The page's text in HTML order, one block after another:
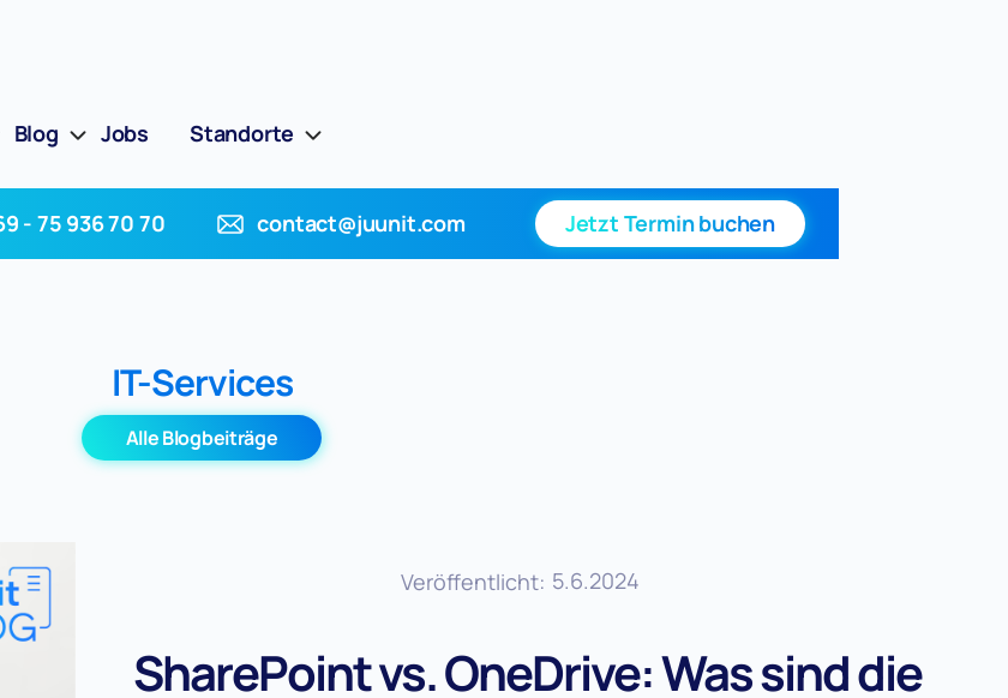
Blog Jobs Standorte
- 75 936 70 70 contact@juunit.com Jetzt Termin buchen
IT-Services
Alle Blogbeiträge
Veröffentlicht: 5.6.2024
SharePoint vs. OneDrive: Was sind die